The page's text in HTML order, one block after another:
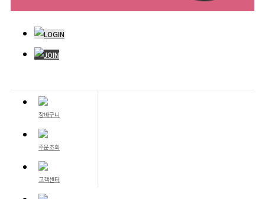
LOGIN
JOIN
장바구니
주문조회
고객센터